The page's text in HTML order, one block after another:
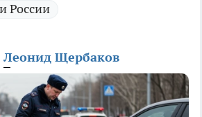
России
Леонид Щербаков